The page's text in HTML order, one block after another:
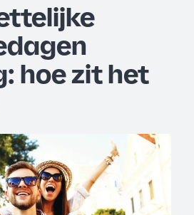
hoe zit het